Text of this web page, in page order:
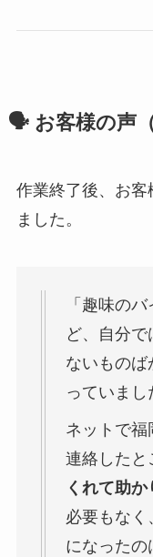
🗣️ お客様の声（
作業終了後、お客
ました。
「趣味の
ど、自分
ないものば
っていまし
ネットで福
連絡したと
くれて助か
必要もなく
になったの